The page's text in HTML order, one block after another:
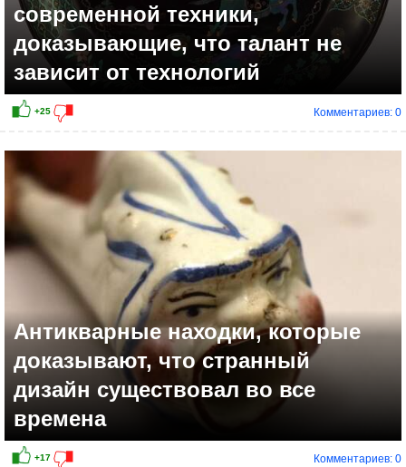
современной техники,
доказывающие, что талант не
зависит от технологий
Комментариев: 0
Антикварные находки, которые
доказывают, что странный
дизайн существовал во все
времена
Комментариев: 0